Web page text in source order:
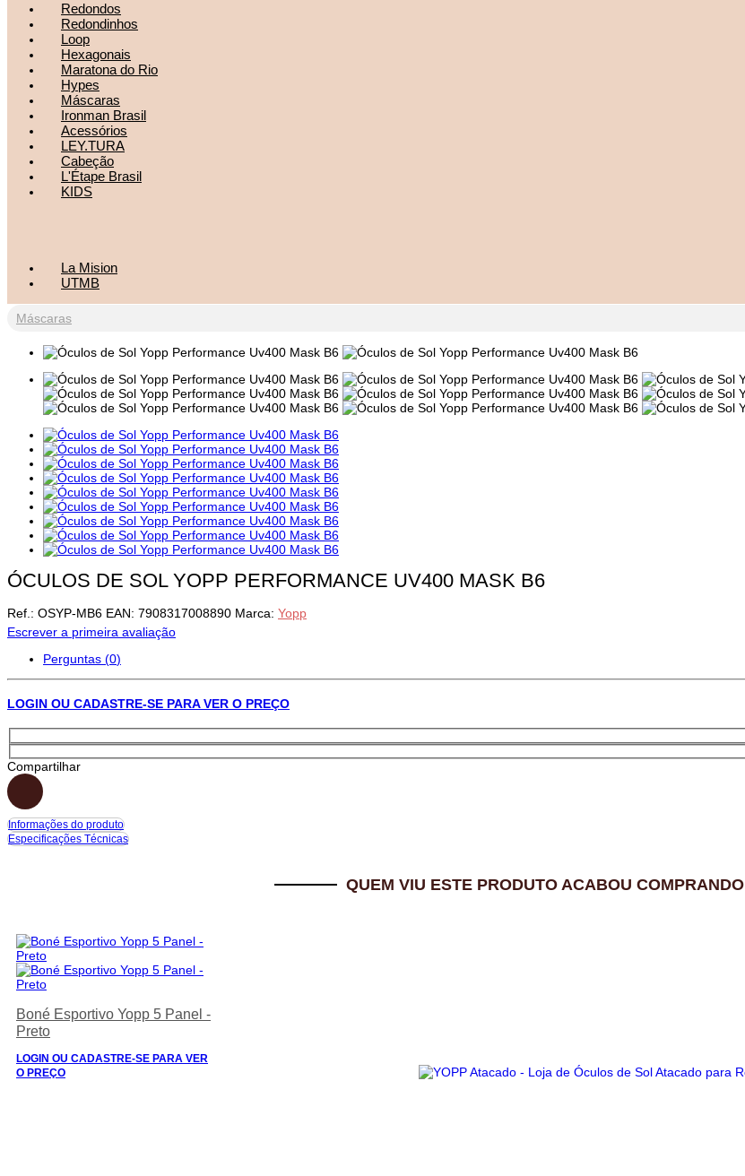
Redondos
Redondinhos
Loop
Hexagonais
Maratona do Rio
Hypes
Máscaras
Ironman Brasil
Acessórios
LEY.TURA
Cabeção
L'Étape Brasil
KIDS
La Mision
UTMB
Máscaras
ÓCULOS DE SOL YOPP PERFORMANCE UV400 MASK B6
Ref.: OSYP-MB6 EAN: 7908317008890 Marca: Yopp
Escrever a primeira avaliação
Perguntas (0)
LOGIN OU CADASTRE-SE PARA VER O PREÇO
Compartilhar
Informações do produto
Especificações Técnicas
QUEM VIU ESTE PRODUTO ACABOU COMPRANDO
Boné Esportivo Yopp 5 Panel -
Preto
LOGIN OU CADASTRE-SE PARA VER
O PREÇO